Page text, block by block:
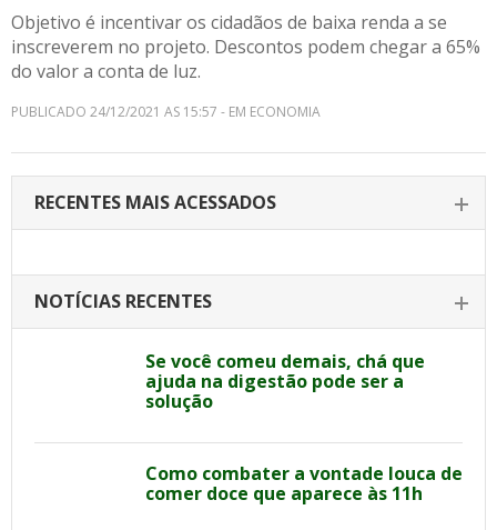
Objetivo é incentivar os cidadãos de baixa renda a se
inscreverem no projeto. Descontos podem chegar a 65%
do valor a conta de luz.
PUBLICADO 24/12/2021 AS 15:57 - EM ECONOMIA
RECENTES MAIS ACESSADOS
NOTÍCIAS RECENTES
Se você comeu demais, chá que
ajuda na digestão pode ser a
solução
Como combater a vontade louca de
comer doce que aparece às 11h